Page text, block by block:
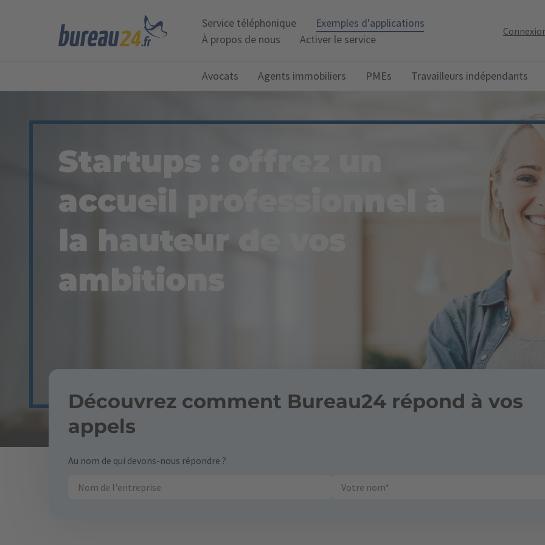
Service téléphonique Exemples d'applications
Avocats Agents immobiliers PMEs Travailleurs indépendants
À propos de nous Activer le service
Startups : offrez un
accueil professionnel à
la hauteur de vos
ambitions
Découvrez comment Bureau24 répond à vos
appels
Au nom de qui devons-nous répondre ?